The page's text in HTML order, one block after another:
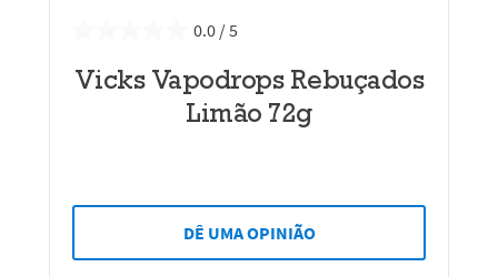
0.0
Vicks Vapodrops Rebuçados
Limão 72g
DÊ UMA OPINIÃO